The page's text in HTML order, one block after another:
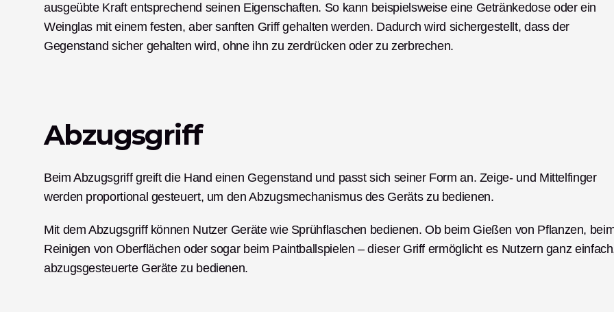
ausgeübte Kraft entsprechend seinen Eigenschaften. So kann beispielsweise eine Getränkedose oder ein
Weinglas mit einem festen, aber sanften Griff gehalten werden. Dadurch wird sichergestellt, dass der
Gegenstand sicher gehalten wird, ohne ihn zu zerdrücken oder zu zerbrechen.
Abzugsgriff
Beim Abzugsgriff greift die Hand einen Gegenstand und passt sich seiner Form an. Zeige- und Mittelfinger
werden proportional gesteuert, um den Abzugsmechanismus des Geräts zu bedienen.
Mit dem Abzugsgriff können Nutzer Geräte wie Sprühflaschen bedienen. Ob beim Gießen von Pflanzen,
Reinigen von Oberflächen oder sogar beim Paintballspielen – dieser Griff ermöglicht es Nutzern ganz
abzugsgesteuerte Geräte zu bedienen.